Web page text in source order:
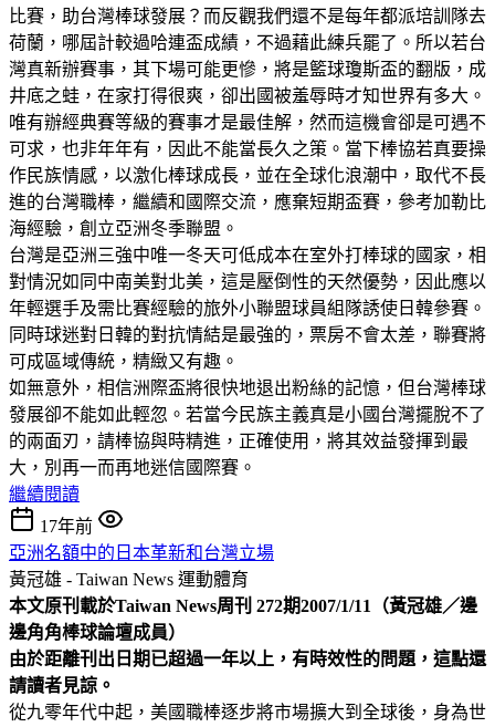
比賽，助台灣棒球發展？而反觀我們還不是每年都派培訓隊去
荷蘭，哪屆計較過哈連盃成績，不過藉此練兵罷了。所以若台
灣真新辦賽事，其下場可能更慘，將是籃球瓊斯盃的翻版，成
井底之蛙，在家打得很爽，卻出國被羞辱時才知世界有多大。
唯有辦經典賽等級的賽事才是最佳解，然而這機會卻是可遇不
可求，也非年年有，因此不能當長久之策。當下棒協若真要操
作民族情感，以激化棒球成長，並在全球化浪潮中，取代不長
進的台灣職棒，繼續和國際交流，應棄短期盃賽，參考加勒比
海經驗，創立亞洲冬季聯盟。
台灣是亞洲三強中唯一冬天可低成本在室外打棒球的國家，相
對情況如同中南美對北美，這是壓倒性的天然優勢，因此應以
年輕選手及需比賽經驗的旅外小聯盟球員組隊誘使日韓參賽。
同時球迷對日韓的對抗情結是最強的，票房不會太差，聯賽將
可成區域傳統，精緻又有趣。
如無意外，相信洲際盃將很快地退出粉絲的記憶，但台灣棒球
發展卻不能如此輕忽。若當今民族主義真是小國台灣擺脫不了
的兩面刃，請棒協與時精進，正確使用，將其效益發揮到最
大，別再一而再地迷信國際賽。
繼續閱讀
17年前
亞洲名額中的日本革新和台灣立場
黃冠雄 - Taiwan News 運動體育
本文原刊載於Taiwan News周刊 272期2007/1/11（黃冠雄／邊
邊角角棒球論壇成員）
由於距離刊出日期已超過一年以上，有時效性的問題，這點還
請讀者見諒。
從九零年代中起，美國職棒逐步將市場擴大到全球後，身為世